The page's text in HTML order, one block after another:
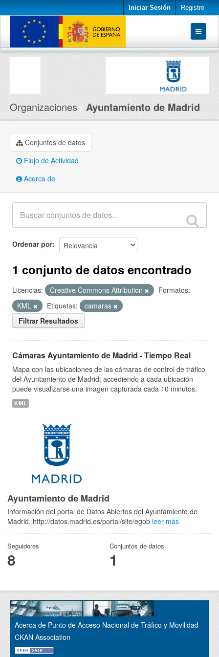
Iniciar Sesión Registro
Conjuntos de datos
Organizaciones Ayuntamiento de Madrid
Conjuntos de datos
Flujo de Actividad
Acerca de
Ordenar por
1 conjunto de datos encontrado
Licencias: Creative Commons Attribution
Formatos:
KML
Etiquetas:
camaras
Filtrar Resultados
Cámaras Ayuntamiento de Madrid - Tiempo Real
Mapa con las ubicaciones de las cámaras de control de tráfico
del Ayuntamiento de Madrid; accediendo a cada ubicación
puede visualizarse una imagen capturada cada 10 minutos.
KML
Ayuntamiento de Madrid
Información del portal de Datos Abiertos del Ayuntamiento de
Madrid. http://datos.madrid.es/portal/site/egob leer más
Seguidores
8
Conjuntos de datos
1
Acerca de Punto de Acceso Nacional de Tráfico y Movilidad
CKAN Association